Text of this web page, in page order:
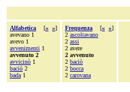
Alfabetica [« »]
avevano 1
avevo 1
avvenimenti 1
avvenuto 2
avvicinò 1
baciò 2
bada 1
Frequenza [« »]
2 ascoltavano
2 assi
2 avere
2 avvenuto
2 baciò
2 bocca
2 carovana